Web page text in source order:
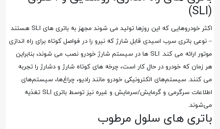
(SLI)
اکثر خودروهایی که این روزها تولید می شوند مجهز به باتری های SLI هستند
– نوعی باتری سرب اسیدی قابل شارژ که نیرو را در فواصل کوتاه برای راه اندازی
موتور ارائه می کند. SLI ها در سیستم شارژ خودرو نصب می شوند، بنابراین
هر زمان که خودرو در حال کار است، چرخه های کوتاه شارژ و دشارژ را تجربه
می کنند. سیستم‌های الکترونیکی خودرو مانند رادیو، چراغ‌ها، سیستم‌های
اطلاعات سرگرمی و گرمایش/سرمایش و غیره نیز توسط باتری SLI تغذیه
می‌شوند.
باتری های سلول مرطوب